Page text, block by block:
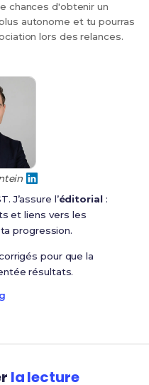
chances d'obtenir un
autonome et tu pourras
lors des relances.
J’assure l’éditorial:
et liens vers les
progression.
pour que la
résultats.
la lecture